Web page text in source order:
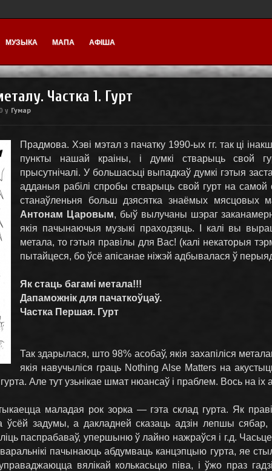
МУЗЫКА МАПА АФІША
Частка 1. Гурт
у Гумар
Прадмова. Хэві мэтал з пачатку 1990-ых гг. так ці
пункты нашай краіны, і думкі стварыць свой
прысутнічалі. У большасьці выпадкаў думкі гэтыя
адданыя рабілі спробы стварыць свой гурт на самой
станаўленьня больш дзясятка знаёмых мясцовых
Антонам Царовым, быў вылучаны шэраг
якія пачынаючыя музыкі праходзяць. І калі вы
метала, то гэтыя правілы для Вас! (калі некаторыя
пытайцеся, бо ўсё апісанае ніжэй адбывалася ў
Як стаць багамі метала!!!
Дапаможнік для пачаткоўцаў.
Частка Першая. Гурт
Так здарылася, што 98% асобаў, якія захапіліся
якія навучыліся граць Nothing Alsе Mаtters на
гурта. Але тут узьнікае шмат нюансаў і праблем. Вось на іх
маладая рок зорка — гэта склад гурта. Як
ўсёй задумы, а дакладней сказаць адзін лепшы
паспрабаваў, упершыню ў лайно нажраўся і г.д.
пачынаюць абдумваць канцэпцыю гурта, яе
вялікай колькасьцю піва, і ўжо праз